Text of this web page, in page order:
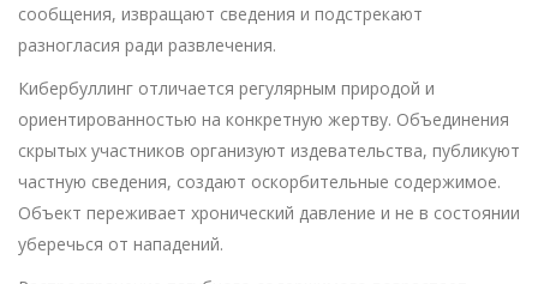
сообщения, извращают сведения и подстрекают
разногласия ради развлечения.
Кибербуллинг отличается регулярным природой и
ориентированностью на конкретную жертву. Объединения
скрытых участников организуют издевательства, публикуют
частную сведения, создают оскорбительные содержимое.
Объект переживает хронический давление и не в состоянии
уберечься от нападений.